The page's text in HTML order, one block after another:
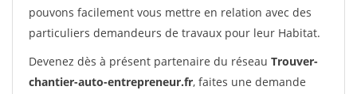
pouvons facilement vous mettre en relation avec des
particuliers demandeurs de travaux pour leur Habitat.
Devenez dès à présent partenaire du réseau Trouver-
chantier-auto-entrepreneur.fr, faites une demande